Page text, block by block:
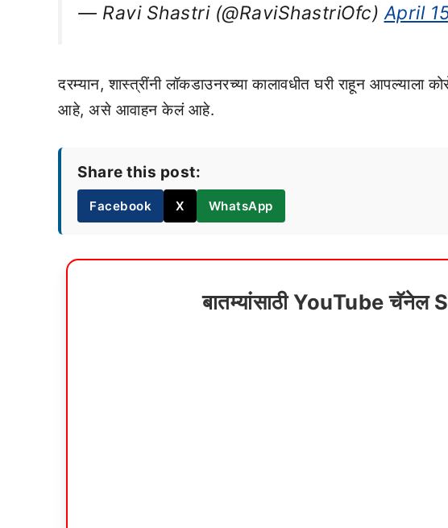
— Ravi Shastri (@RaviShastriOfc)April
दरम्यान, शास्त्रींनी लॉकडाउनरच्या कालावधीत घरी राहून आपल्याला
आहे, असे आवाहन केलं आहे.
Share this post:
Facebook X WhatsApp
बातम्यांसाठी YouTube चॅनेल